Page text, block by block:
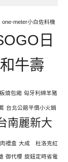
one-meter小白佐料機
日
牛壽
燒包廂 匈牙利綿羊豬
台北公館平價小火鍋
南麗新大
禮盒 大成 杜洛克紅
御代櫻 旋鈕定時省電